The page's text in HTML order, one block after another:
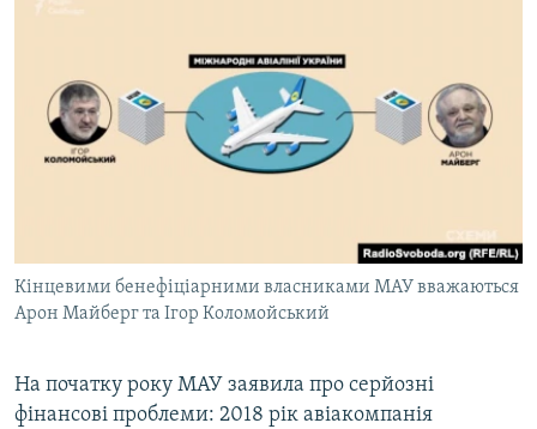
Кінцевими бенефіціарними власниками МАУ вважаються
Арон Майберг та Ігор Коломойський
​На початку року МАУ заявила про серйозні
фінансові проблеми: 2018 рік авіакомпанія